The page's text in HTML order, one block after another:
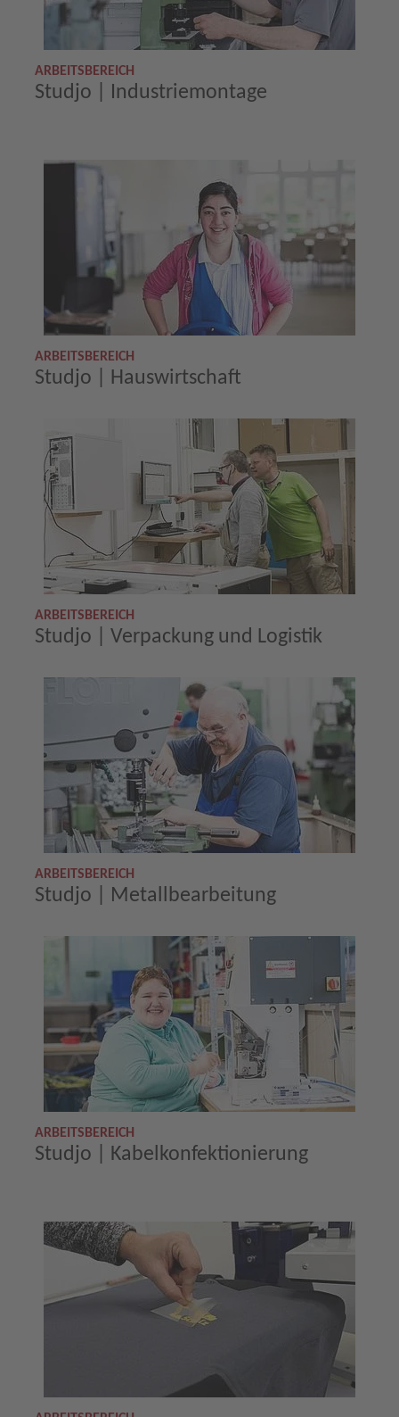
ARBEITSBEREICH
Studjo | Industriemontage
ARBEITSBEREICH
Studjo | Hauswirtschaft
ARBEITSBEREICH
Studjo | Verpackung und Logistik
ARBEITSBEREICH
Studjo | Metallbearbeitung
ARBEITSBEREICH
Studjo | Kabelkonfektionierung